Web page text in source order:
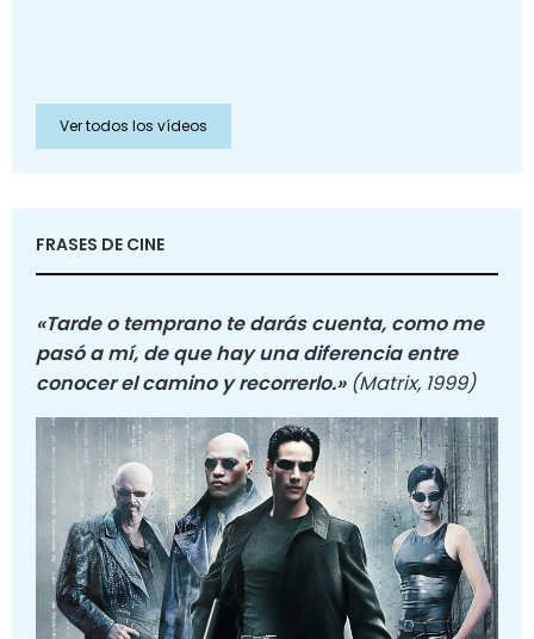
Ver todos los vídeos
FRASES DE CINE
«Tarde o temprano te darás cuenta, como me
pasó a mí, de que hay una diferencia entre
conocer el camino y recorrerlo.» (Matrix, 1999)